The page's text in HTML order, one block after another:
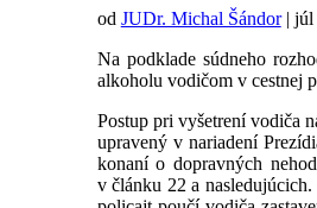
od JUDr. Michal Šándor| júl
Na podklade súdneho
alkoholu vodičom v cestnej
Postup pri vyšetrení vodiča
upravený v nariadení
konaní o dopravných
v článku 22 a